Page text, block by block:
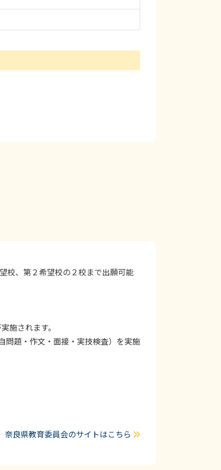
校、第２希望校の２校まで出願可能
施されます。
題・作文・面接・実技検査）を実施
奈良県教育委員会のサイトはこちら